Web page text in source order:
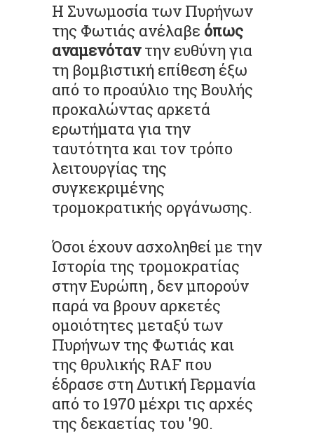
H Συνωμοσία των Πυρήνων
της Φωτιάς ανέλαβε όπως
αναμενόταντην ευθύνη για
τη βομβιστική επίθεση έξω
από το προαύλιο της Βουλής
προκαλώντας αρκετά
ερωτήματα για την
ταυτότητα και τον τρόπο
λειτουργίας της
συγκεκριμένης
τρομοκρατικής οργάνωσης.
Όσοι έχουν ασχοληθεί με την
Ιστορία της τρομοκρατίας
στην Ευρώπη , δεν μπορούν
παρά να βρουν αρκετές
ομοιότητες μεταξύ των
Πυρήνων της Φωτιάς και
της θρυλικής RAF που
έδρασε στη Δυτική Γερμανία
από το 1970 μέχρι τις αρχές
της δεκαετίας του '90.